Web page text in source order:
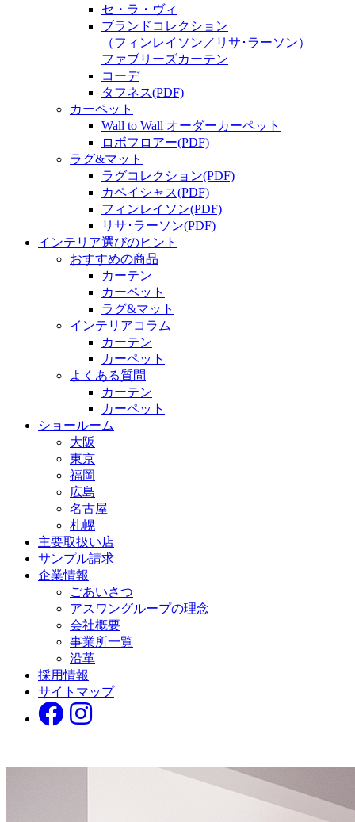
セ・ラ・ヴィ
ブランドコレクション
（フィンレイソン／リサ･ラーソン）
ファブリーズカーテン
コーデ
タフネス(PDF)
カーペット
Wall to Wall オーダーカーペット
ロボフロアー(PDF)
ラグ&マット
ラグコレクション(PDF)
カペイシャス(PDF)
フィンレイソン(PDF)
リサ･ラーソン(PDF)
インテリア選びのヒント
おすすめの商品
カーテン
カーペット
ラグ&マット
インテリアコラム
カーテン
カーペット
よくある質問
カーテン
カーペット
ショールーム
大阪
東京
福岡
広島
名古屋
札幌
主要取扱い店
サンプル請求
企業情報
ごあいさつ
アスワングループの理念
会社概要
事業所一覧
沿革
採用情報
サイトマップ